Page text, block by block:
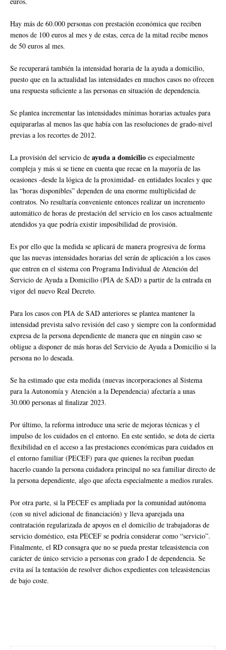
Hay más de 60.000 personas con prestación económica que reciben
menos de 100 euros al mes y de estas, cerca de la mitad recibe menos
de 50 euros al mes.
Se recuperará también la intensidad horaria de la ayuda a domicilio,
puesto que en la actualidad las intensidades en muchos casos no ofrecen
una respuesta suficiente a las personas en situación de dependencia.
Se plantea incrementar las intensidades mínimas horarias actuales para
equipararlas al menos las que había con las resoluciones de grado-nivel
previas a los recortes de 2012.
La provisión del servicio de ayuda a domicilio es especialmente
compleja y más si se tiene en cuenta que recae en la mayoría de las
ocasiones -desde la lógica de la proximidad- en entidades locales y que
las “horas disponibles” dependen de una enorme multiplicidad de
contratos. No resultaría conveniente entonces realizar un incremento
automático de horas de prestación del servicio en los casos actualmente
atendidos ya que podría existir imposibilidad de provisión.
Es por ello que la medida se aplicará de manera progresiva de forma
que las nuevas intensidades horarias del serán de aplicación a los casos
que entren en el sistema con Programa Individual de Atención del
Servicio de Ayuda a Domicilio (PIA de SAD) a partir de la entrada en
vigor del nuevo Real Decreto.
Para los casos con PIA de SAD anteriores se plantea mantener la
intensidad prevista salvo revisión del caso y siempre con la conformidad
expresa de la persona dependiente de manera que en ningún caso se
obligue a disponer de más horas del Servicio de Ayuda a Domicilio si la
persona no lo deseada.
Se ha estimado que esta medida (nuevas incorporaciones al Sistema
para la Autonomía y Atención a la Dependencia) afectaría a unas
30.000 personas al finalizar 2023.
Por último, la reforma introduce una serie de mejoras técnicas y el
impulso de los cuidados en el entorno. En este sentido, se dota de cierta
flexibilidad en el acceso a las prestaciones económicas para cuidados en
el entorno familiar (PECEF) para que quienes la reciban puedan
hacerlo cuando la persona cuidadora principal no sea familiar directo de
la persona dependiente, algo que afecta especialmente a medios rurales.
Por otra parte, si la PECEF es ampliada por la comunidad autónoma
(con su nivel adicional de financiación) y lleva aparejada una
contratación regularizada de apoyos en el domicilio de trabajadoras de
servicio doméstico, esta PECEF se podría considerar como “servicio”.
Finalmente, el RD consagra que no se pueda prestar teleasistencia con
carácter de único servicio a personas con grado I de dependencia. Se
evita así la tentación de resolver dichos expedientes con teleasistencias
de bajo coste.